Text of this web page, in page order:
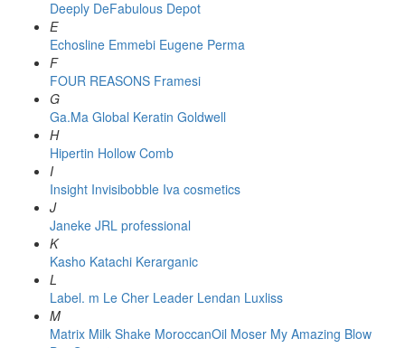
Deeply DeFabulous Depot
E
Echosline Emmebi Eugene Perma
F
FOUR REASONS Framesi
G
Ga.Ma Global Keratin Goldwell
H
Hipertin Hollow Comb
I
Insight Invisibobble Iva cosmetics
J
Janeke JRL professional
K
Kasho Katachi Kerarganic
L
Label. m Le Cher Leader Lendan Luxliss
M
Matrix Milk Shake MoroccanOil Moser My Amazing Blow